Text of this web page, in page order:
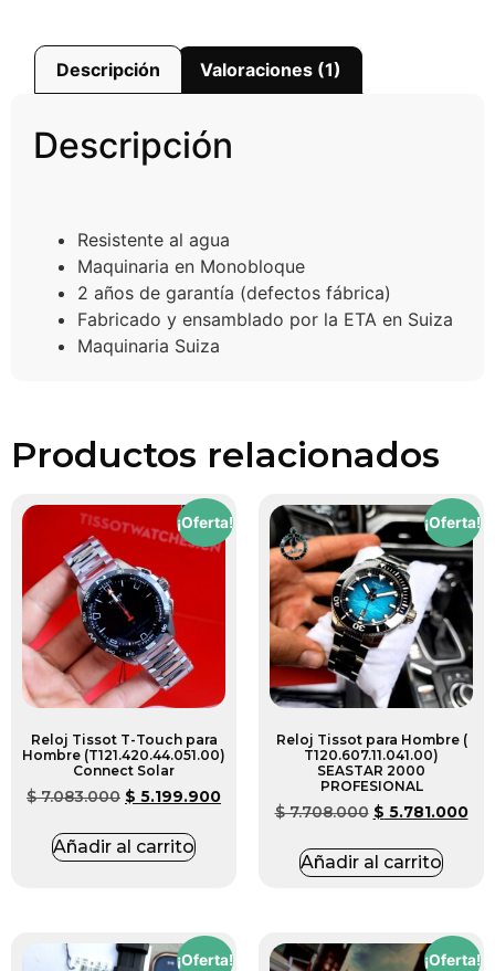
Descripción Valoraciones (1)
Descripción
Resistente al agua
Maquinaria en Monobloque
2 años de garantía (defectos fábrica)
Fabricado y ensamblado por la ETA en Suiza
Maquinaria Suiza
Productos relacionados
¡Oferta!
Reloj Tissot T-Touch para
Hombre (T121.420.44.051.00)
Connect Solar
$7.083.000 $ 5.199.900
Añadir al carrito
¡Oferta!
Reloj Tissot para Hombre (
T120.607.11.041.00)
SEASTAR 2000
PROFESIONAL
$7.708.000 $ 5.781.000
Añadir al carrito
¡Oferta! ¡Oferta!